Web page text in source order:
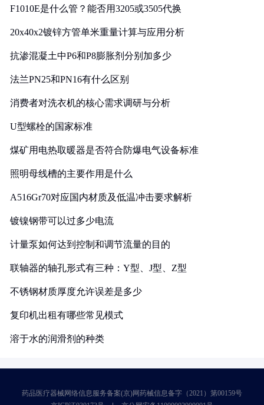
F1010E是什么管？能否用3205或3505代换
20x40x2镀锌方管单米重量计算与应用分析
抗渗混凝土中P6和P8膨胀剂分别加多少
法兰PN25和PN16有什么区别
消费者对洗衣机的核心需求调研与分析
U型螺栓的国家标准
煤矿用电热取暖器是否符合防爆电气设备标准
照明母线槽的主要作用是什么
A516Gr70对应国内材质及低温冲击要求解析
镀镍钢带可以过多少电流
计量泵如何达到控制和调节流量的目的
联轴器的轴孔形式有三种：Y型、J型、Z型
不锈钢材质厚度允许误差是多少
复印机出租有哪些常见模式
溶于水的润滑剂的种类
药品医疗器械网络信息服务备案(京)网药械信息备字（2021）第00159号